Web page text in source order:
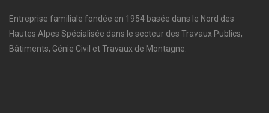
Entreprise familiale fondée en 1954 basée dans le Nord des
Hautes Alpes Spécialisée dans le secteur des Travaux Publics,
Bâtiments, Génie Civil et Travaux de Montagne.